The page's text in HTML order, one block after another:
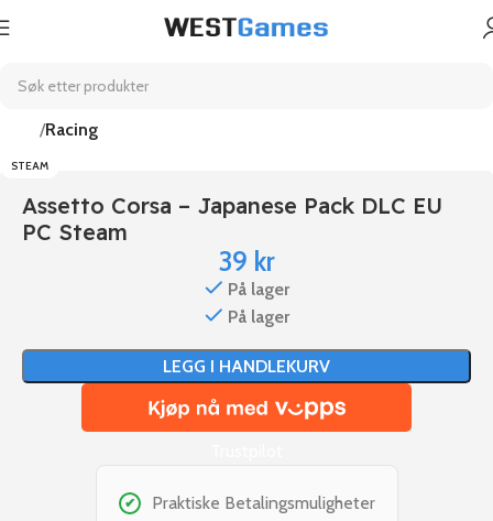
Racing
STEAM
Assetto Corsa – Japanese Pack DLC EU
PC Steam
39 kr
På lager
På lager
LEGG I HANDLEKURV
✔ Praktiske Betalingsmuligheter